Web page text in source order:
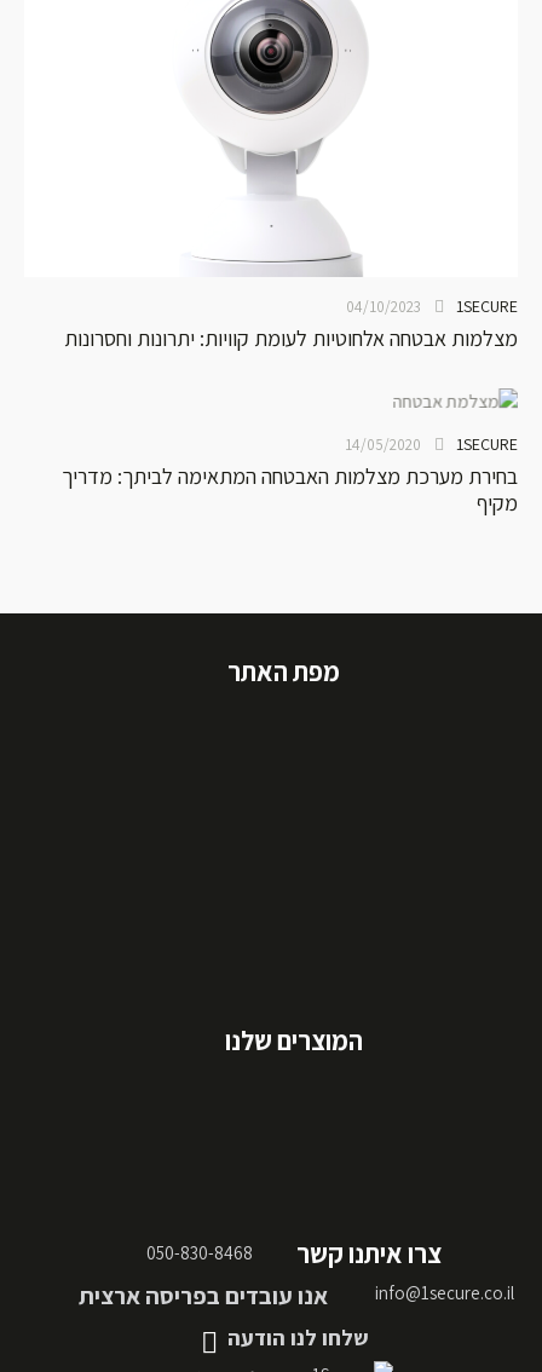
1SECURE
04/10/2023
מצלמות אבטחה אלחוטיות לעומת קוויות: יתרונות וחסרונות
1SECURE
14/05/2020
בחירת מערכת מצלמות האבטחה המתאימה לביתך: מדריך
מקיף
מפת האתר
המוצרים שלנו
צרו איתנו קשר
050-830-8468
info@1secure.co.il
אנו עובדים בפריסה ארצית
שלחו לנו הודעה